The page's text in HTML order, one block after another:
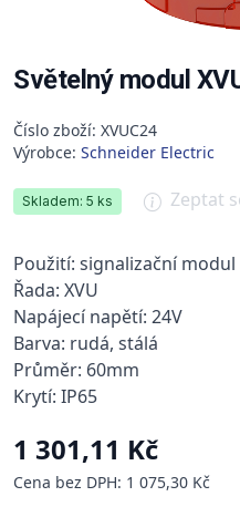
Světelný modul
Číslo zboží: XVUC24
Výrobce: Schneider Electric
Skladem: 5 ks Zeptat
Použití: signalizační
Řada: XVU
Napájecí napětí: 24V
Barva: rudá, stálá
Průměr: 60mm
Krytí: IP65
1 301,11 Kč
Cena bez DPH: 1 075,30 Kč